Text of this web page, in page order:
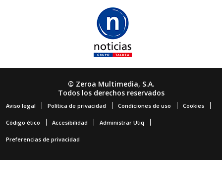
© Zeroa Multimedia, S.A.
Todos los derechos reservados
Aviso legal Política de privacidad Condiciones de uso Cookies
Código ético Accesibilidad Administrar Utiq
Preferencias de privacidad